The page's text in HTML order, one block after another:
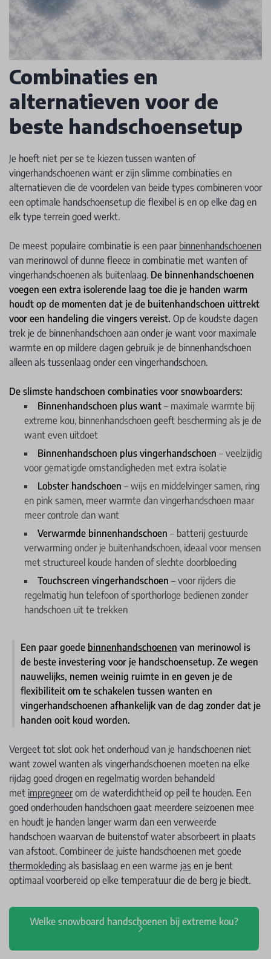
Combinaties en
alternatieven voor de
beste handschoensetup
Je hoeft niet per se te kiezen tussen wanten of
vingerhandschoenen want er zijn slimme combinaties en
alternatieven die de voordelen van beide types combineren voor
een optimale handschoensetup die flexibel is en op elke dag en
elk type terrein goed werkt.
De meest populaire combinatie is een paar binnenhandschoenen
van merinowol of dunne fleece in combinatie met wanten of
vingerhandschoenen als buitenlaag. De binnenhandschoenen
voegen een extra isolerende laag toe die je handen warm
houdt op de momenten dat je de buitenhandschoen uittrekt
voor een handeling die vingers vereist. Op de koudste dagen
trek je de binnenhandschoen aan onder je want voor maximale
warmte en op mildere dagen gebruik je de binnenhandschoen
alleen als tussenlaag onder een vingerhandschoen.
De slimste handschoen combinaties voor snowboarders:
Binnenhandschoen plus want – maximale warmte bij
extreme kou, binnenhandschoen geeft bescherming als je de
want even uitdoet
Binnenhandschoen plus vingerhandschoen – veelzijdig
voor gematigde omstandigheden met extra isolatie
Lobster handschoen – wijs en middelvinger samen, ring
en pink samen, meer warmte dan vingerhandschoen maar
meer controle dan want
Verwarmde binnenhandschoen – batterij gestuurde
verwarming onder je buitenhandschoen, ideaal voor mensen
met structureel koude handen of slechte doorbloeding
Touchscreen vingerhandschoen – voor rijders die
regelmatig hun telefoon of sporthorloge bedienen zonder
handschoen uit te trekken
Een paar goede binnenhandschoenen van merinowol is
de beste investering voor je handschoensetup. Ze wegen
nauwelijks, nemen weinig ruimte in en geven je de
flexibiliteit om te schakelen tussen wanten en
vingerhandschoenen afhankelijk van de dag zonder dat je
handen ooit koud worden.
Vergeet tot slot ook het onderhoud van je handschoenen niet
want zowel wanten als vingerhandschoenen moeten na elke
rijdag goed drogen en regelmatig worden behandeld
met impregneerom de waterdichtheid op peil te houden. Een
goed onderhouden handschoen gaat meerdere seizoenen mee
en houdt je handen langer warm dan een verweerde
handschoen waarvan de buitenstof water absorbeert in plaats
van afstoot. Combineer de juiste handschoenen met goede
thermokleding als basislaag en een warme jas en je bent
optimaal voorbereid op elke temperatuur die de berg je biedt.
Welke snowboard handschoenen bij extreme kou?